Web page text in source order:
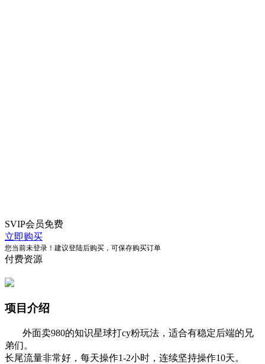
SVIP会员免费
立即购买
您当前未登录！建议登陆后购买，可保存购买订单
付费资源
项目介绍
外面卖980的知识星球打cy粉玩法，适合有稳定后端的兄
弟们。
长尾流量非常好，每天操作1-2小时，连续坚持操作10天。